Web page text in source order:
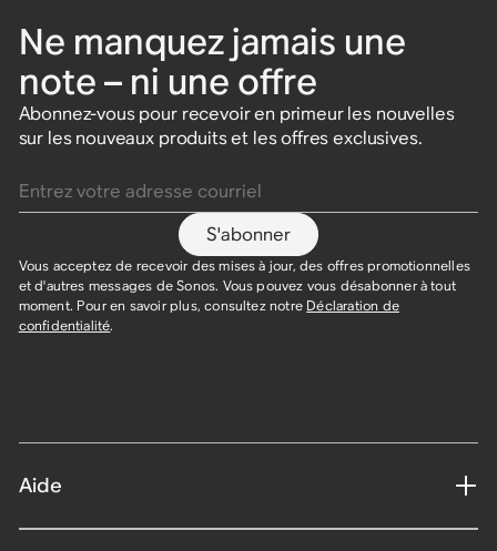
Ne manquez jamais une
note – ni une offre
Abonnez-vous pour recevoir en primeur les nouvelles
sur les nouveaux produits et les offres exclusives.
S'abonner
Vous acceptez de recevoir des mises à jour, des offres promotionnelles
et d'autres messages de Sonos. Vous pouvez vous désabonner à tout
moment. Pour en savoir plus, consultez notre Déclaration de
confidentialité.
Aide